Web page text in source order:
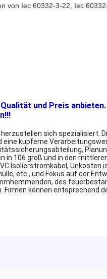
von Iec 60332-3-22, Iec
und Preis anbieten.
sich spezialisiert.
kupferne
106 groß und in den
Isolierstromkabel,
etc., und Fokus auf der
des
Firmen können entsprechend